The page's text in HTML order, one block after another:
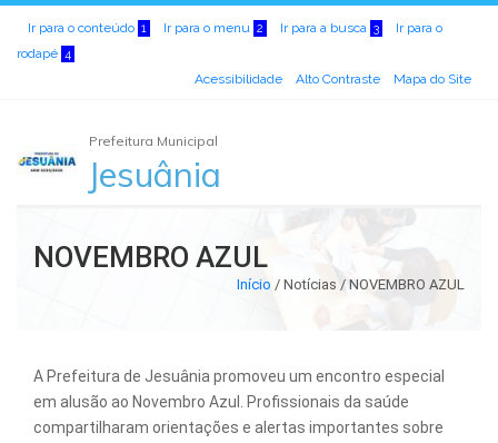
Ir para o conteúdo 1 Ir para o menu 2 Ir para a busca 3
Ir para o
rodapé 4
Acessibilidade Alto Contraste Mapa do Site
Prefeitura Municipal
Jesuânia
NOVEMBRO AZUL
Início / Notícias / NOVEMBRO AZUL
A Prefeitura de Jesuânia promoveu um encontro especial
em alusão ao Novembro Azul. Profissionais da saúde
compartilharam orientações e alertas importantes sobre